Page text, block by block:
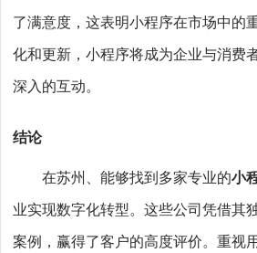
了满意度，这表明小程序在市场中的
化和更新，小程序将成为企业与消费
深入的互动。
结论
在苏州、能够找到多家专业的小
业实现数字化转型。这些公司凭借其
案例，赢得了客户的高度评价。重视